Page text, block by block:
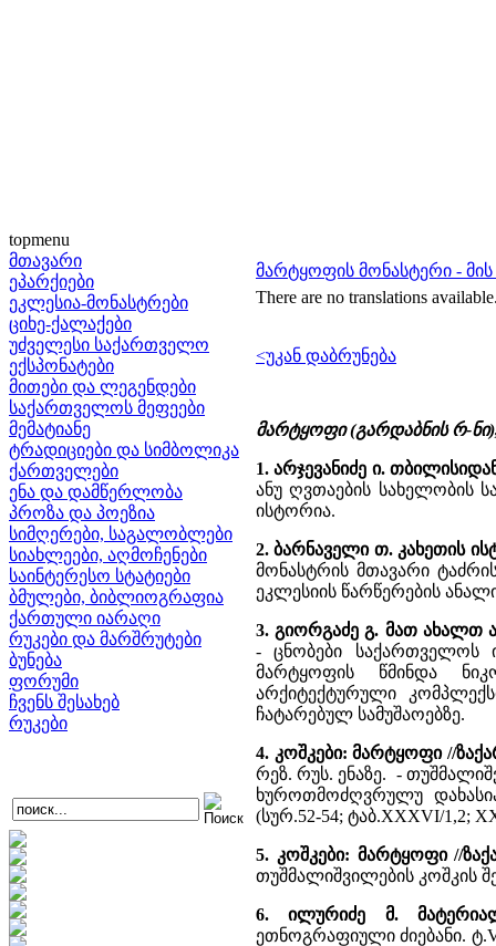
topmenu
მთავარი
ეპარქიები
ეკლესია-მონასტრები
ციხე-ქალაქები
უძველესი საქართველო
ექსპონატები
მითები და ლეგენდები
საქართველოს მეფეები
მემატიანე
ტრადიციები და სიმბოლიკა
ქართველები
ენა და დამწერლობა
პროზა და პოეზია
სიმღერები, საგალობლები
სიახლეები, აღმოჩენები
საინტერესო სტატიები
ბმულები, ბიბლიოგრაფია
ქართული იარაღი
რუკები და მარშრუტები
ბუნება
ფორუმი
ჩვენს შესახებ
რუკები
მარტყოფის მონასტერი -
There are no translations
<უკან დაბრუნება
მარტყოფი (გარდაბნის რ-
1. არჯევანიძე ი.
ანუ ღვთაების სახელობის
ისტორია.
2. ბარნაველი თ. კახეთის
მონასტრის მთავარი
ეკლესიის წარწერების
3. გიორგაძე გ. მათ ახალთ
- ცნობები საქართველოს
მარტყოფის წმინდა
არქიტექტურული
ჩატარებულ სამუშაოებზე.
4. კოშკები: მარტყოფი //
რეზ. რუს. ენაზე. -
ხუროთმოძღვრულუ
(სურ.52-54; ტაბ.XXXVI/1,2;
5. კოშკები: მარტყოფი //
თუშმალიშვილების კოშკის
6. ილურიძე მ.
ეთნოგრაფიული ძიებანი.